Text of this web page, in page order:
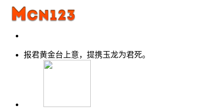
报君黄金台上意，提携玉龙为君死。